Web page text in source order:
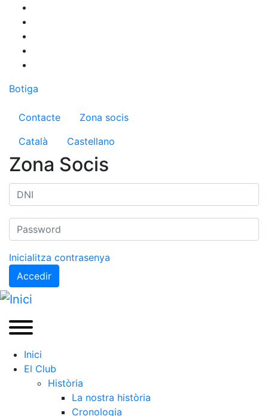
contingut
Botiga
Menú del compte d'usuari
Contacte
Zona socis
Català
Castellano
Zona Socis
Inicialitza contrasenya
Accedir
Inici
El Club
Història
La nostra història
Cronologia